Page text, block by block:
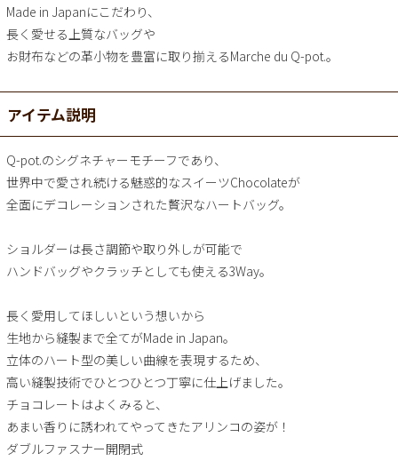
Made in Japanにこだわり、
長く愛せる上質なバッグや
お財布などの革小物を豊富に取り揃えるMarche du Q-pot.。
アイテム説明
Q-pot.のシグネチャーモチーフであり、
世界中で愛され続ける魅惑的なスイーツChocolateが
全面にデコレーションされた贅沢なハートバッグ。
ショルダーは長さ調節や取り外しが可能で
ハンドバッグやクラッチとしても使える3Way。
長く愛用してほしいという想いから
生地から縫製まで全てがMade in Japan。
立体のハート型の美しい曲線を表現するため、
高い縫製技術でひとつひとつ丁寧に仕上げました。
チョコレートはよくみると、
あまい香りに誘われてやってきたアリンコの姿が！
ダブルファスナー開閉式